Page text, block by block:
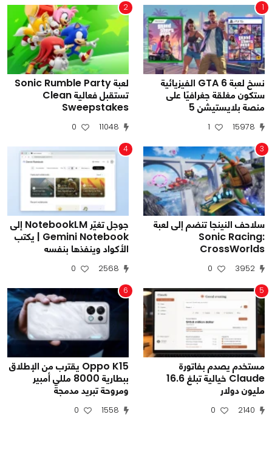
1
نسخ لعبة GTA 6 الفيزيائية
ستكون مغلقة جغرافيًا على
منصة بلايستيشن 5
15978
1
2
لعبة Sonic Rumble Party
تستقبل فعالية Clean
Sweepstakes
11048
0
3
سلاحف النينجا تنضم إلى لعبة
Sonic Racing:
CrossWorlds
3952
0
4
جوجل تغيّر NotebookLM إلى
Gemini Notebook | يكتب
الأكواد وينفذها بنفسه
2568
0
5
مستخدم يصدم بفاتورة
Claude خيالية تبلغ 16.6
مليون دولار
2140
0
6
Oppo K15 يقترب من الإطلاق
ببطارية 8000 مللي أمبير
ومروحة تبريد مدمجة
1558
0